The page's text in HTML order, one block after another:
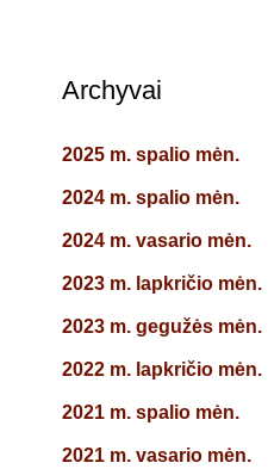
Archyvai
2025 m. spalio mėn.
2024 m. spalio mėn.
2024 m. vasario mėn.
2023 m. lapkričio mėn.
2023 m. gegužės mėn.
2022 m. lapkričio mėn.
2021 m. spalio mėn.
2021 m. vasario mėn.